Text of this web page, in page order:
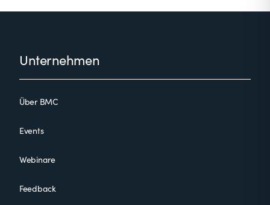
FooterUnternehmen
Über BMC
Events
Webinare
Feedback